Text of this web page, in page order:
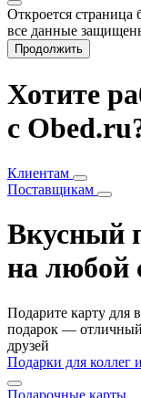
Откроется страница
все данные
Продолжить
Хотите
с
Клиентам
Поставщикам
Вкусный
на любой
Подарите карту
подарок — отличный
друзей
Подарки для коллег
Подарочные карты